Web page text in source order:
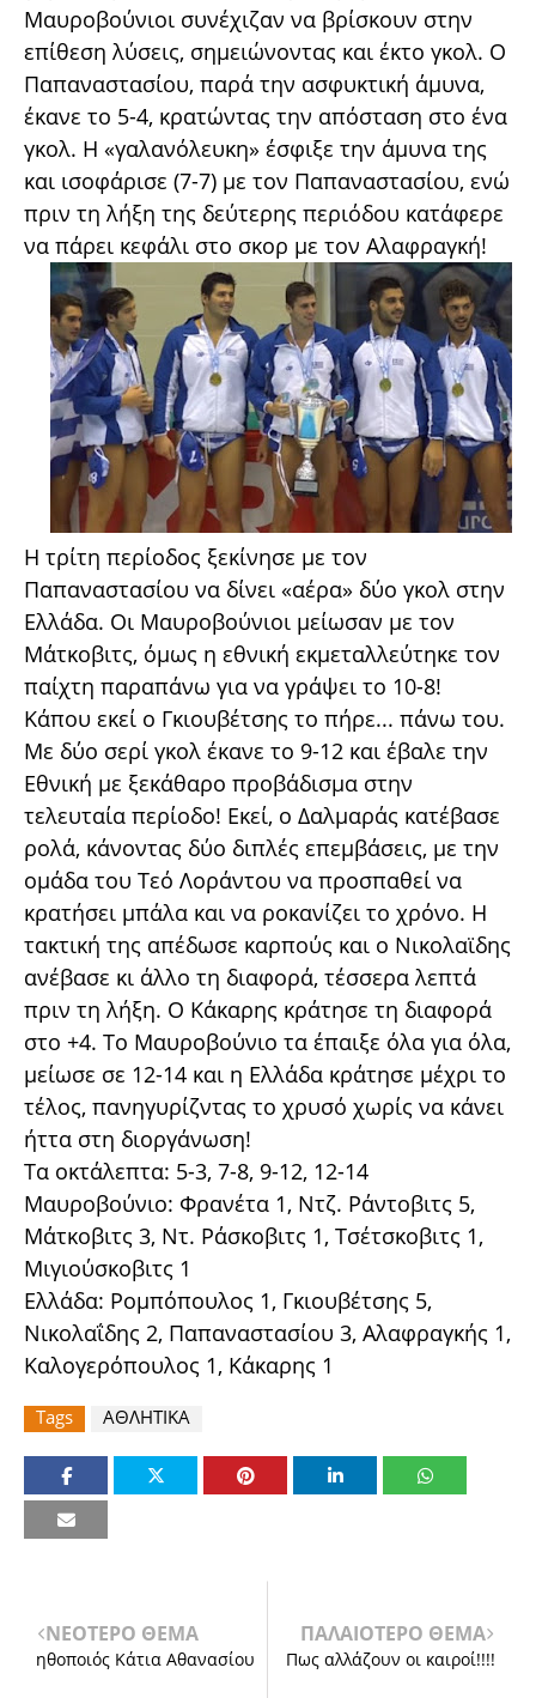
Μαυροβούνιοι συνέχιζαν να βρίσκουν στην
επίθεση λύσεις, σημειώνοντας και έκτο γκολ. Ο
Παπαναστασίου, παρά την ασφυκτική άμυνα,
έκανε το 5-4, κρατώντας την απόσταση στο ένα
γκολ. Η «γαλανόλευκη» έσφιξε την άμυνα της
και ισοφάρισε (7-7) με τον Παπαναστασίου, ενώ
πριν τη λήξη της δεύτερης περιόδου κατάφερε
να πάρει κεφάλι στο σκορ με τον Αλαφραγκή!
Η τρίτη περίοδος ξεκίνησε με τον
Παπαναστασίου να δίνει «αέρα» δύο γκολ στην
Ελλάδα. Οι Μαυροβούνιοι μείωσαν με τον
Μάτκοβιτς, όμως η εθνική εκμεταλλεύτηκε τον
παίχτη παραπάνω για να γράψει το 10-8!
Κάπου εκεί ο Γκιουβέτσης το πήρε... πάνω του.
Με δύο σερί γκολ έκανε το 9-12 και έβαλε την
Εθνική με ξεκάθαρο προβάδισμα στην
τελευταία περίοδο! Εκεί, ο Δαλμαράς κατέβασε
ρολά, κάνοντας δύο διπλές επεμβάσεις, με την
ομάδα του Τεό Λοράντου να προσπαθεί να
κρατήσει μπάλα και να ροκανίζει το χρόνο. Η
τακτική της απέδωσε καρπούς και ο Νικολαϊδης
ανέβασε κι άλλο τη διαφορά, τέσσερα λεπτά
πριν τη λήξη. O Kάκαρης κράτησε τη διαφορά
στο +4. Το Μαυροβούνιο τα έπαιξε όλα για όλα,
μείωσε σε 12-14 και η Ελλάδα κράτησε μέχρι το
τέλος, πανηγυρίζντας το χρυσό χωρίς να κάνει
ήττα στη διοργάνωση!
Τα οκτάλεπτα: 5-3, 7-8, 9-12, 12-14
Μαυροβούνιο: Φρανέτα 1, Ντζ. Ράντοβιτς 5,
Μάτκοβιτς 3, Ντ. Ράσκοβιτς 1, Τσέτσκοβιτς 1,
Μιγιούσκοβιτς 1
Ελλάδα: Ρομπόπουλος 1, Γκιουβέτσης 5,
Νικολαΐδης 2, Παπαναστασίου 3, Αλαφραγκής 1,
Καλογερόπουλος 1, Κάκαρης 1
Tags ΑΘΛΗΤΙΚΑ
ΝΕΟΤΕΡΟ ΘΕΜΑ
ηθοποιός Κάτια Αθανασίου
ΠΑΛΑΙΟΤΕΡΟ ΘΕΜΑ
Πως αλλάζουν οι καιροί!!!!